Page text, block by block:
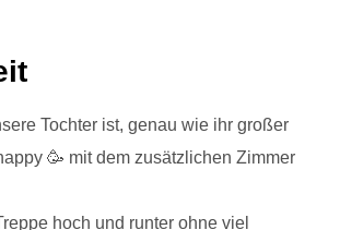
Tochter ist, genau wie ihr großer
🥳 mit dem zusätzlichen Zimmer
hoch und runter ohne viel